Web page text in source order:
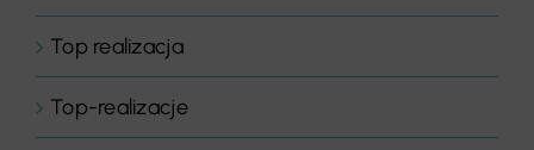
Top realizacja
Top-realizacje